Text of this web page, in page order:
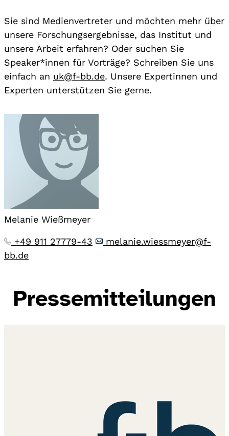
Sie sind Medienvertreter und möchten mehr über
unsere Forschungsergebnisse, das Institut und
unsere Arbeit erfahren? Oder suchen Sie
Speaker*innen für Vorträge? Schreiben Sie uns
einfach an uk@f-bb.de. Unsere Expertinnen und
Experten unterstützen Sie gerne.
Melanie Wießmeyer
+49 911 27779-43
melanie.wiessmeyer@f-
bb.de
Pressemitteilungen